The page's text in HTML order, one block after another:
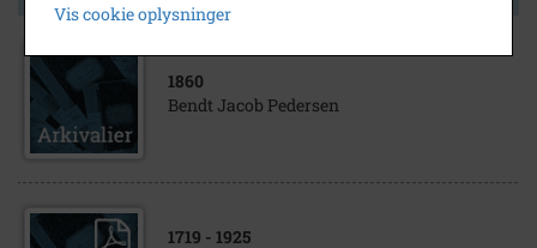
1860
Bendt Jacob Pedersen
1719 - 1925
Vis cookie oplysninger